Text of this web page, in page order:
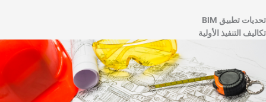
تحديات تطبيق BIM
تكاليف التنفيذ الأولية